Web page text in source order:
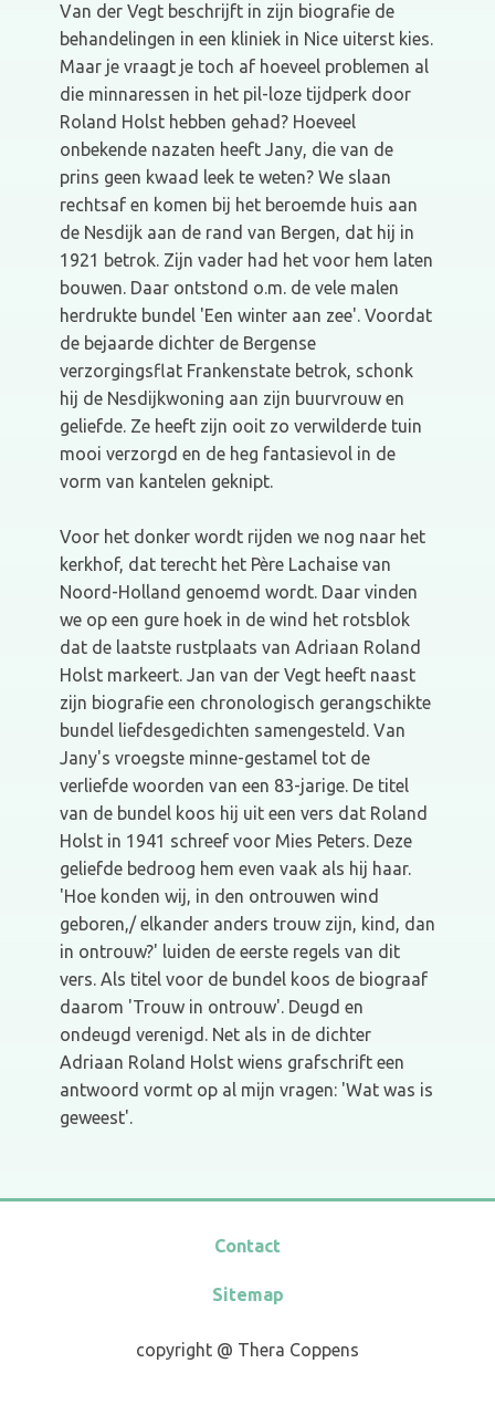
Van der Vegt beschrijft in zijn biografie de
behandelingen in een kliniek in Nice uiterst kies.
Maar je vraagt je toch af hoeveel problemen al
die minnaressen in het pil-loze tijdperk door
Roland Holst hebben gehad? Hoeveel
onbekende nazaten heeft Jany, die van de
prins geen kwaad leek te weten? We slaan
rechtsaf en komen bij het beroemde huis aan
de Nesdijk aan de rand van Bergen, dat hij in
1921 betrok. Zijn vader had het voor hem laten
bouwen. Daar ontstond o.m. de vele malen
herdrukte bundel 'Een winter aan zee'. Voordat
de bejaarde dichter de Bergense
verzorgingsflat Frankenstate betrok, schonk
hij de Nesdijkwoning aan zijn buurvrouw en
geliefde. Ze heeft zijn ooit zo verwilderde tuin
mooi verzorgd en de heg fantasievol in de
vorm van kantelen geknipt.
Voor het donker wordt rijden we nog naar het
kerkhof, dat terecht het Père Lachaise van
Noord-Holland genoemd wordt. Daar vinden
we op een gure hoek in de wind het rotsblok
dat de laatste rustplaats van Adriaan Roland
Holst markeert. Jan van der Vegt heeft naast
zijn biografie een chronologisch gerangschikte
bundel liefdesgedichten samengesteld. Van
Jany's vroegste minne-gestamel tot de
verliefde woorden van een 83-jarige. De titel
van de bundel koos hij uit een vers dat Roland
Holst in 1941 schreef voor Mies Peters. Deze
geliefde bedroog hem even vaak als hij haar.
'Hoe konden wij, in den ontrouwen wind
geboren,/ elkander anders trouw zijn, kind, dan
in ontrouw?' luiden de eerste regels van dit
vers. Als titel voor de bundel koos de biograaf
daarom 'Trouw in ontrouw'. Deugd en
ondeugd verenigd. Net als in de dichter
Adriaan Roland Holst wiens grafschrift een
antwoord vormt op al mijn vragen: 'Wat was is
geweest'.
Sitemap
copyright @ Thera Coppens
Contact